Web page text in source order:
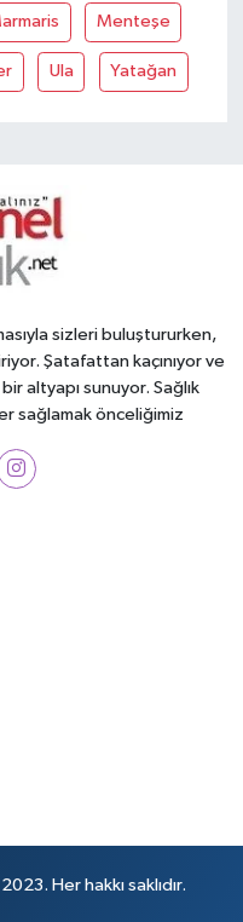
Menteşe
Ula Yatağan
sizleri buluştururken,
Şatafattan kaçınıyor ve
altyapı sunuyor. Sağlık
sağlamak önceliğimiz
Her hakkı saklıdır.